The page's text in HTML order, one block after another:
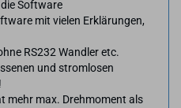
Software
mit vielen Erklärungen,
RS232 Wandler etc.
und stromlosen
mehr max. Drehmoment als